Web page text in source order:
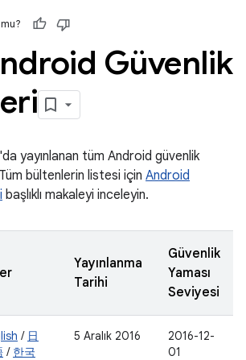
Güvenlik
yayınlanan tüm Android güvenlik
bültenlerin listesi için Android
başlıklı makaleyi inceleyin.
Yayınlanma
Tarihi
Güvenlik
Yaması
Seviyesi
/ 日
/ 한국
5 Aralık 2016
2016-12-
01